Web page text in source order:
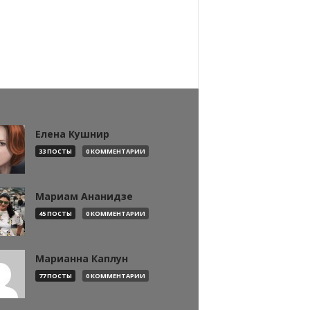
Елена Кушнир
33 ПОСТЫ 0 КОММЕНТАРИИ
Мариам Ананидзе
45 ПОСТЫ 0 КОММЕНТАРИИ
Марианна Каплун
77 ПОСТЫ 0 КОММЕНТАРИИ